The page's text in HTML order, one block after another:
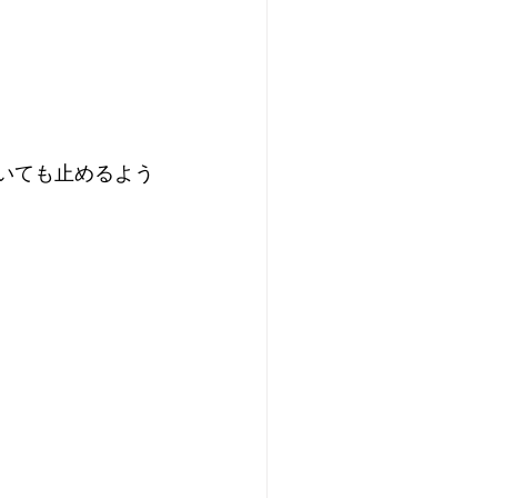
ても止めるよう